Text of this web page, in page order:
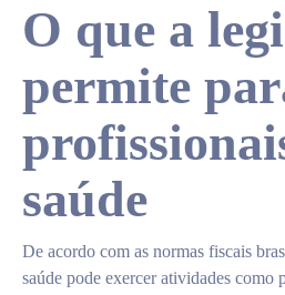
O que a
permite
saúde
De acordo com as normas fiscais
saúde pode exercer atividades como